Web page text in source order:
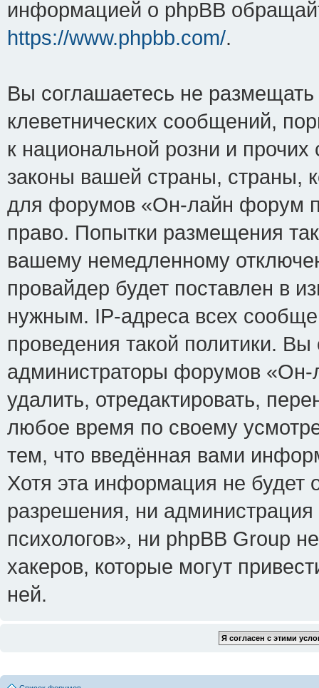
информацией о phpBB
https://www.phpbb.com/.
Вы соглашаетесь не
клеветнических сообщений,
к национальной розни и
законы вашей страны, страны,
для форумов «Он-лайн форум
право. Попытки размещения
вашему немедленному
провайдер будет поставлен в
нужным. IP-адреса всех
проведения такой политики.
администраторы форумов
удалить, отредактировать,
любое время по своему
тем, что введённая вами
Хотя эта информация не будет
разрешения, ни
психологов», ни phpBB Group
хакеров, которые могут
ней.